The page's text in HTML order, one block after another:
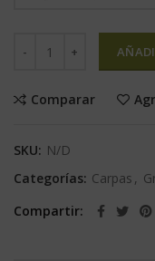
Comparar
SKU: N/D
Categorías: Carpas ,
Compartir